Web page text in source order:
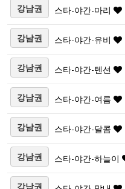
강남권 스타-야간-마리
강남권 스타-야간-유비
강남권 스타-야간-텐션
강남권 스타-야간-여름
강남권 스타-야간-달콤
강남권 스타-야간-하늘이
강남권